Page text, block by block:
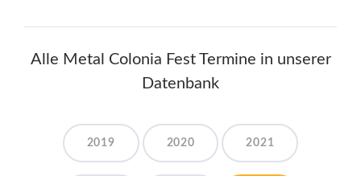
Alle Metal Colonia Fest Termine in unserer
Datenbank
2019 2020 2021